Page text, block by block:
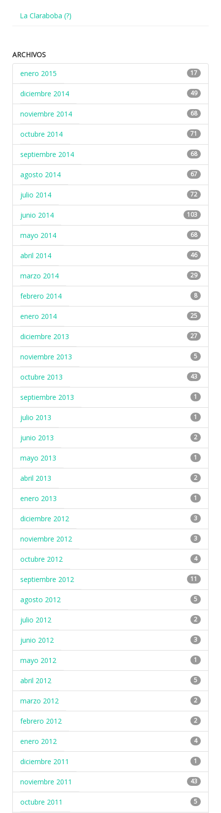
La Claraboba (?)
ARCHIVOS
enero 2015
17
diciembre 2014 49
noviembre 2014 68
octubre 2014 71
septiembre 2014 68
agosto 2014 67
julio 2014 72
junio 2014 103
mayo 2014 68
abril 2014 46
marzo 2014 29
febrero 2014 8
enero 2014 25
diciembre 2013 27
noviembre 2013 5
octubre 2013 43
septiembre 2013 1
julio 2013 1
junio 2013 2
mayo 2013 1
abril 2013 2
enero 2013 1
diciembre 2012 3
noviembre 2012 3
octubre 2012 4
septiembre 2012 11
agosto 2012 5
julio 2012 2
junio 2012 3
mayo 2012 1
abril 2012 5
marzo 2012 2
febrero 2012 2
enero 2012 4
diciembre 2011 1
noviembre 2011 43
octubre 2011 5